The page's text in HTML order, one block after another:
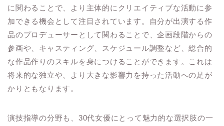
に関わることで、より主体的にクリエイティブな活動に参
加できる機会として注目されています。自分が出演する作
品のプロデューサーとして関わることで、企画段階からの
参画や、キャスティング、スケジュール調整など、総合的
な作品作りのスキルを身につけることができます。これは
将来的な独立や、より大きな影響力を持った活動への足が
かりともなります。
演技指導の分野も、30代女優にとって魅力的な選択肢の一